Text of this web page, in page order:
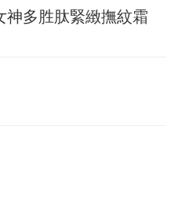
神多胜肽緊緻撫紋霜